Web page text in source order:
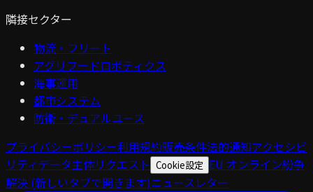
隣接セクター
物流・フリート
アグリフードロボティクス
海事運用
都市システム
防衛・デュアルユース
プライバシーポリシー利用規約販売条件法的通知アクセシビ
リティデータ主体リクエスト Cookie設定 EU オンライン紛争
解決 (新しいタブで開きます)ニュースレター